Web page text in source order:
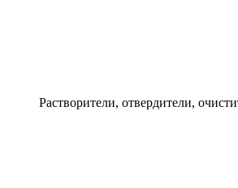
Растворители, отвердители,